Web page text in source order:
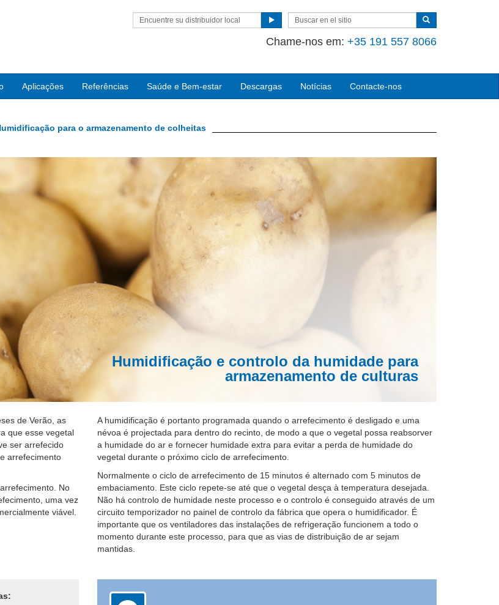
Encuentre su distribuidor local
Chame-nos em: +35 191 557 8066
Aplicações Referências Saúde e Bem-estar Descargas Notícias Contacte-nos
para o armazenamento de colheitas
Humidificação e controlo da humidade para
armazenamento de culturas
de Verão, as
que esse vegetal
ser arrefecido
arrefecimento
No
uma vez
viável.
A humidificação é portanto programada quando o arrefecimento é desligado e uma
névoa é projectada para dentro do recinto, de modo a que o vegetal possa reabsorver
a humidade do ar e fornecer humidade extra para evitar a perda de humidade do
vegetal durante o próximo ciclo de arrefecimento.
Normalmente o ciclo de arrefecimento de 15 minutos é alternado com 5 minutos de
embaciamento. Este ciclo repete-se até que o vegetal desça à temperatura desejada.
Não há controlo de humidade neste processo e o controlo é conseguido através de um
circuito temporizador no painel de controlo da fábrica que opera o humidificador. É
importante que os ventiladores das instalações de refrigeração funcionem a todo o
momento durante este processo, para que as vias de distribuição de ar sejam
mantidas.